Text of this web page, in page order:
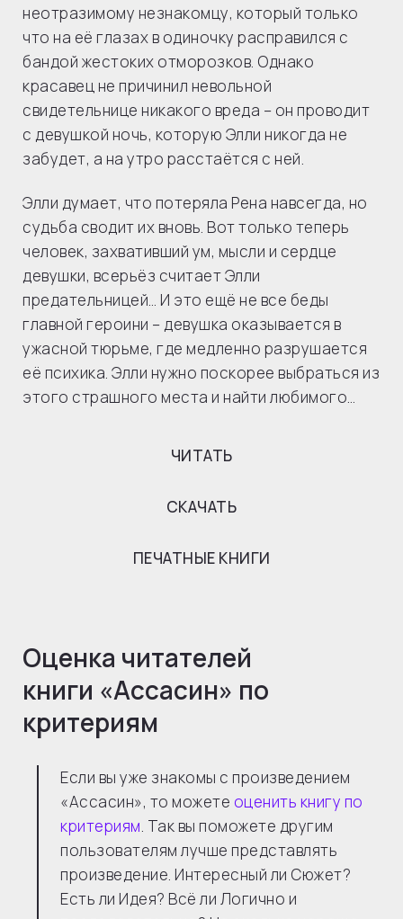
неотразимому незнакомцу, который только
что на её глазах в одиночку расправился с
бандой жестоких отморозков. Однако
красавец не причинил невольной
свидетельнице никакого вреда – он проводит
с девушкой ночь, которую Элли никогда не
забудет, а на утро расстаётся с ней.
Элли думает, что потеряла Рена навсегда, но
судьба сводит их вновь. Вот только теперь
человек, захвативший ум, мысли и сердце
девушки, всерьёз считает Элли
предательницей… И это ещё не все беды
главной героини – девушка оказывается в
ужасной тюрьме, где медленно разрушается
её психика. Элли нужно поскорее выбраться из
этого страшного места и найти любимого…
ЧИТАТЬ
СКАЧАТЬ
ПЕЧАТНЫЕ КНИГИ
Оценка читателей
книги «Ассасин» по
критериям
Если вы уже знакомы с произведением
«Ассасин», то можете оценить книгу по
критериям. Так вы поможете другим
пользователям лучше представлять
произведение. Интересный ли Сюжет?
Есть ли Идея? Всё ли Логично и